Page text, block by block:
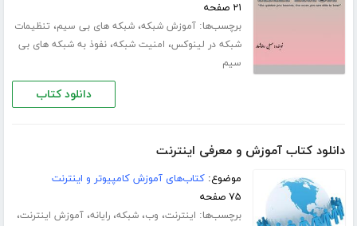
۲۱ صفحه
برچسب‌ها:آموزش شبکه،شبکه های بی سیم، تنظیمات
شبکه در لینوکس، امنیت شبکه،نفوذ به شبکه های بی
سیم
دانلود کتاب
دانلود کتاب آموزش و معرفی اینترنت
موضوع:کتاب‌های آموزش کامپیوتر و اینترنت
۷۵ صفحه
برچسب‌ها: اینترنت، وب،شبکه،رایانه،آموزش اینترنت،